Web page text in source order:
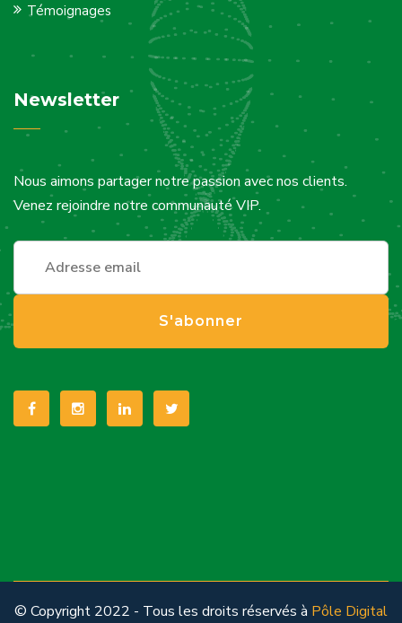
Témoignages
Newsletter
Nous aimons partager notre passion avec nos clients.
Venez rejoindre notre communauté VIP.
S'abonner
© Copyright 2022 - Tous les droits réservés à Pôle Digital